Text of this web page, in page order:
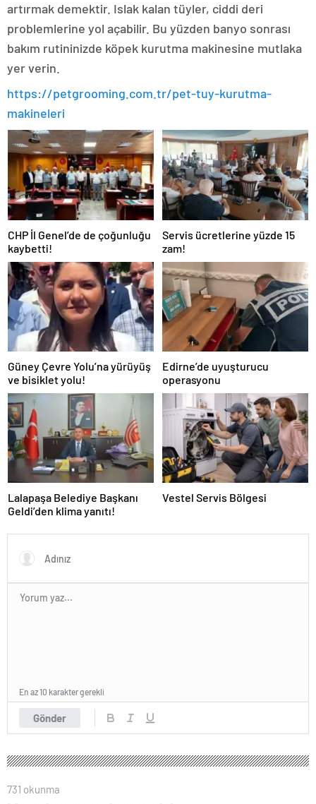
artırmak demektir. Islak kalan tüyler, ciddi deri
problemlerine yol açabilir. Bu yüzden banyo sonrası
bakım rutininizde köpek kurutma makinesine mutlaka
yer verin.
https://petgrooming.com.tr/pet-tuy-kurutma-
makineleri
CHP İl Genel’de de çoğunluğu
kaybetti!
Servis ücretlerine yüzde 15
zam!
Güney Çevre Yolu’na yürüyüş
ve bisiklet yolu!
Edirne’de uyuşturucu
operasyonu
Lalapaşa Belediye Başkanı
Geldi’den klima yanıtı!
Vestel Servis Bölgesi
Gönder
En az 10 karakter gerekli
731 okunma